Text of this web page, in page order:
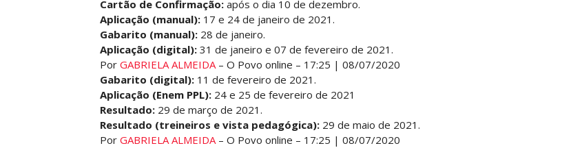
Cartão de Confirmação:após o dia 10 de dezembro.
Aplicação (manual):17 e 24 de janeiro de 2021.
Gabarito (manual):28 de janeiro.
Aplicação (digital):31 de janeiro e 07 de fevereiro de 2021.
Por GABRIELA ALMEIDA– O Povo online – 17:25 | 08/07/2020
Gabarito (digital):11 de fevereiro de 2021.
Aplicação (Enem PPL):24 e 25 de fevereiro de 2021
Resultado:29 de março de 2021.
Resultado (treineiros e vista pedagógica):29 de maio de 2021.
Por GABRIELA ALMEIDA– O Povo online – 17:25 | 08/07/2020